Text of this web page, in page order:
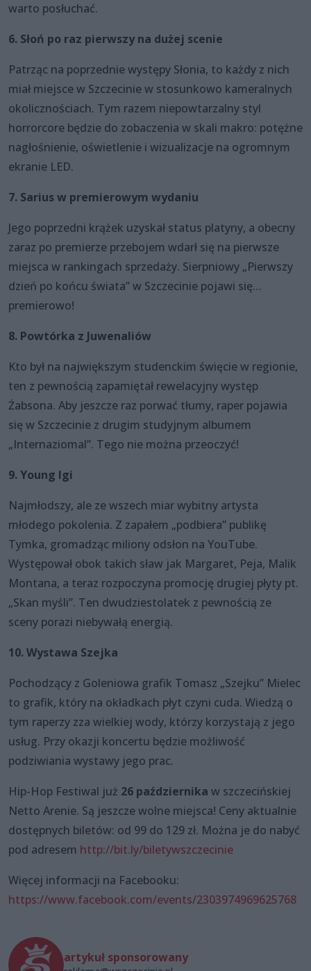
warto posłuchać.
6. Słoń po raz pierwszy na dużej scenie
Patrząc na poprzednie występy Słonia, to każdy z nich
miał miejsce w Szczecinie w stosunkowo kameralnych
okolicznościach. Tym razem niepowtarzalny styl
horrorcore będzie do zobaczenia w skali makro: potężne
nagłośnienie, oświetlenie i wizualizacje na ogromnym
ekranie LED.
7. Sarius w premierowym wydaniu
Jego poprzedni krążek uzyskał status platyny, a obecny
zaraz po premierze przebojem wdarł się na pierwsze
miejsca w rankingach sprzedaży. Sierpniowy „Pierwszy
dzień po końcu świata” w Szczecinie pojawi się…
premierowo!
8. Powtórka z Juwenaliów
Kto był na największym studenckim święcie w regionie,
ten z pewnością zapamiętał rewelacyjny występ
Żabsona. Aby jeszcze raz porwać tłumy, raper pojawia
się w Szczecinie z drugim studyjnym albumem
„Internaziomal”. Tego nie można przeoczyć!
9. Young Igi
Najmłodszy, ale ze wszech miar wybitny artysta
młodego pokolenia. Z zapałem „podbiera” publikę
Tymka, gromadząc miliony odsłon na YouTube.
Występował obok takich sław jak Margaret, Peja, Malik
Montana, a teraz rozpoczyna promocję drugiej płyty pt.
„Skan myśli”. Ten dwudziestolatek z pewnością ze
sceny porazi niebywałą energią.
10. Wystawa Szejka
Pochodzący z Goleniowa grafik Tomasz „Szejku” Mielec
to grafik, który na okładkach płyt czyni cuda. Wiedzą o
tym raperzy zza wielkiej wody, którzy korzystają z jego
usług. Przy okazji koncertu będzie możliwość
podziwiania wystawy jego prac.
Hip-Hop Festiwal już 26 października w szczecińskiej
Netto Arenie. Są jeszcze wolne miejsca! Ceny aktualnie
dostępnych biletów: od 99 do 129 zł. Można je do nabyć
pod adresem http://bit.ly/biletywszczecinie
Więcej informacji na Facebooku:
https://www.facebook.com/events/2303974969625768
artykuł sponsorowany